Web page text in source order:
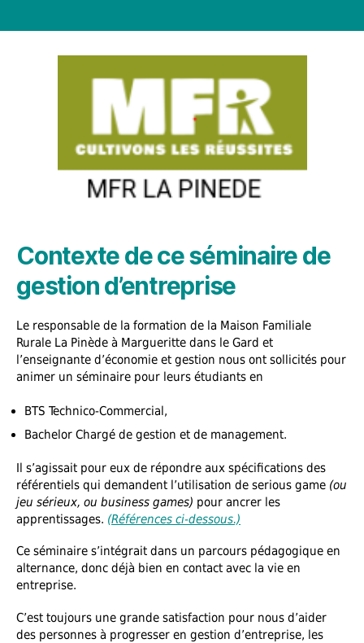
Contexte de ce séminaire de
gestion d’entreprise
Le responsable de la formation de la Maison Familiale
Rurale La Pinède à Margueritte dans le Gard et
l’enseignante d’économie et gestion nous ont sollicités pour
animer un séminaire pour leurs étudiants en
BTS Technico-Commercial,
Bachelor Chargé de gestion et de management.
Il s’agissait pour eux de répondre aux spécifications des
référentiels qui demandent l’utilisation de serious game (ou
jeu sérieux, ou business games) pour ancrer les
apprentissages. (Références ci-dessous.)
Ce séminaire s’intégrait dans un parcours pédagogique en
alternance, donc déjà bien en contact avec la vie en
entreprise.
C’est toujours une grande satisfaction pour nous d’aider
des personnes à progresser en gestion d’entreprise, les